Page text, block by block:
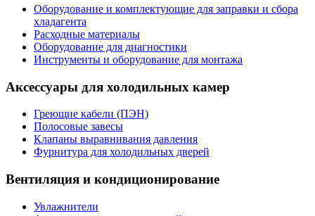
Оборудование и комплектующие для заправки и сбора
хладагента
Расходные материалы
Оборудование для диагностики
Инструменты и оборудование для монтажа
Аксессуары для холодильных камер
Греющие кабели (ПЭН)
Полосовые завесы
Клапаны выравнивания давления
Фурнитура для холодильных дверей
Вентиляция и кондиционирование
Увлажнители